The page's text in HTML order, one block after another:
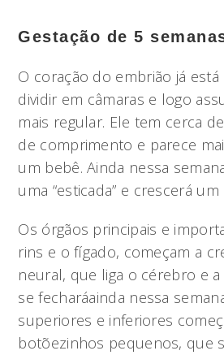
Gestação de 5
O coração do embrião já
dividir em câmaras e logo
mais regular. Ele tem cerca
de comprimento e parece
um bebê. Ainda nessa
uma “esticada” e crescerá
Os órgãos principais e
rins e o fígado, começam a
neural, que liga o cérebro e
se fecharáainda nessa
superiores e inferiores
botõezinhos pequenos, que